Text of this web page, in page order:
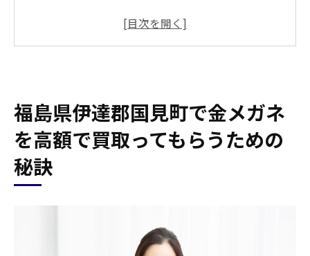
高額買取を実現するための査定基準
金メガネの価値を引き出すための準備
買取業者とスムーズに取引するためのアド
バイス
買取を成功させるための金メガネの価値を最大
査定時にアピールすべきポイント
福島県伊達郡国見町で金メガネ
を高額で買取ってもらうための
秘訣